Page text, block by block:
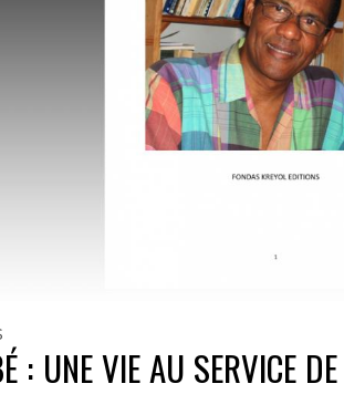
: UNE VIE AU SERVICE